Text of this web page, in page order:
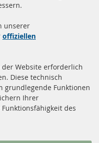
Über uns
Versandkosten
Kontakt
Vertrag widerrufen
unserer
offiziellen
Website erforderlich
Diese technisch
grundlegende Funktionen
Ihrer
des